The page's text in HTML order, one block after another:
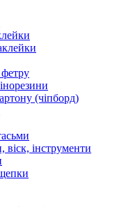
(чіпборд)
віск, інструменти